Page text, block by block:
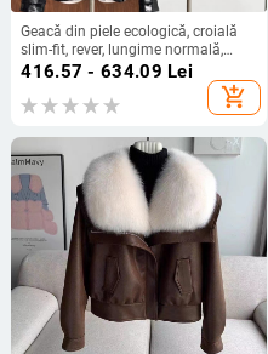
Geacă din piele ecologică, croială
slim-fit, rever, lungime normală,
curea inclusă
416.57 - 634.09 Lei
add_shopping_cart